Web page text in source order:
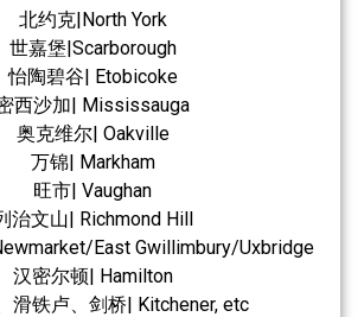
北约克|North York
世嘉堡|Scarborough
怡陶碧谷| Etobicoke
西沙加| Mississauga
奥克维尔| Oakville
万锦| Markham
旺市| Vaughan
治文山| Richmond Hill
East Gwillimbury/Uxbridge
汉密尔顿| Hamilton
滑铁卢、剑桥| Kitchener, etc